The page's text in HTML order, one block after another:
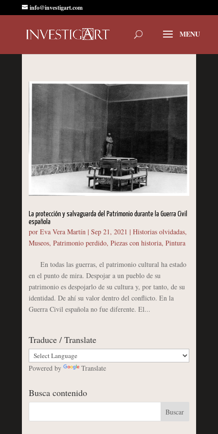
info@investigart.com
La protección y salvaguarda del Patrimonio durante la Guerra Civil
española
por Eva Vera Martín| Sep 21, 2021 | Historias olvidadas,
Museos, Patrimonio perdido, Piezas con historia, Pintura
En todas las guerras, el patrimonio cultural ha estado
en el punto de mira. Despojar a un pueblo de su
patrimonio es despojarlo de su cultura y, por tanto, de su
identidad. De ahí su valor dentro del conflicto. En la
Guerra Civil española no fue diferente. El...
Traduce / Translate
Powered by Translate
Busca contenido